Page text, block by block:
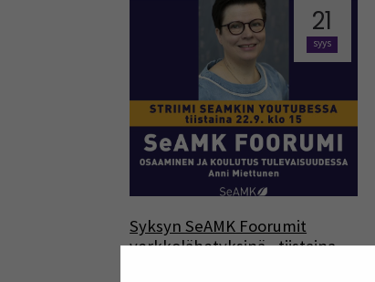
21
syys
Syksyn SeAMK Foorumit
verkkolähetyksinä - tiistaina